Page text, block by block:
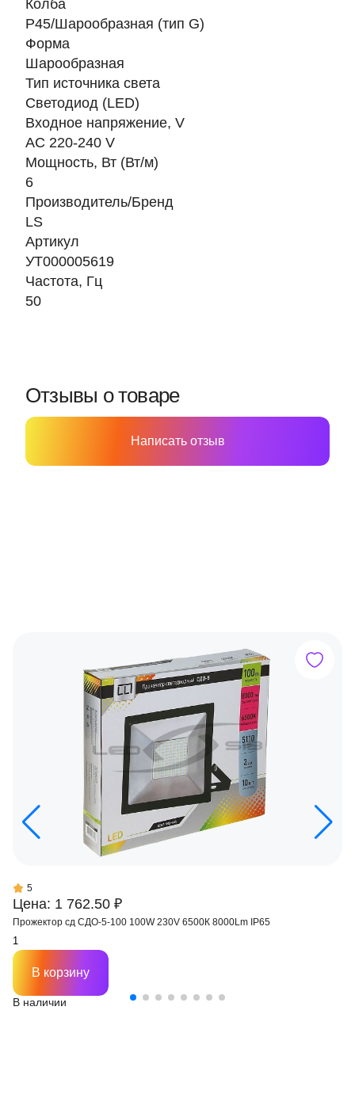
Колба
P45/Шарообразная (тип G)
Форма
Шарообразная
Тип источника света
Светодиод (LED)
Входное напряжение, V
AC 220-240 V
Мощность, Вт (Вт/м)
6
Производитель/Бренд
LS
Артикул
УТ000005619
Частота, Гц
50
Отзывы о товаре
Написать отзыв
Цена: 1 762.50 ₽
5
Прожектор сд СДО-5-100 100W 230V 6500К 8000Lm IP65
В наличии
В корзину